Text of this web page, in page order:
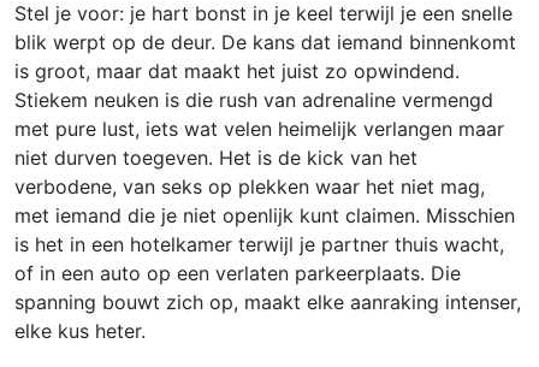
Stel je voor: je hart bonst in je keel terwijl je een snelle
blik werpt op de deur. De kans dat iemand binnenkomt
is groot, maar dat maakt het juist zo opwindend.
Stiekem neuken is die rush van adrenaline vermengd
met pure lust, iets wat velen heimelijk verlangen maar
niet durven toegeven. Het is de kick van het
verbodene, van seks op plekken waar het niet mag,
met iemand die je niet openlijk kunt claimen. Misschien
is het in een hotelkamer terwijl je partner thuis wacht,
of in een auto op een verlaten parkeerplaats. Die
spanning bouwt zich op, maakt elke aanraking intenser,
elke kus heter.